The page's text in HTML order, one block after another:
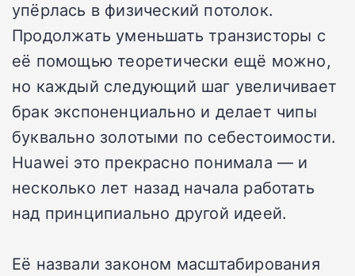
упёрлась в физический потолок.
Продолжать уменьшать транзисторы с
её помощью теоретически ещё можно,
но каждый следующий шаг увеличивает
брак экспоненциально и делает чипы
буквально золотыми по себестоимости.
Huawei это прекрасно понимала — и
несколько лет назад начала работать
над принципиально другой идеей.
Её назвали законом масштабирования